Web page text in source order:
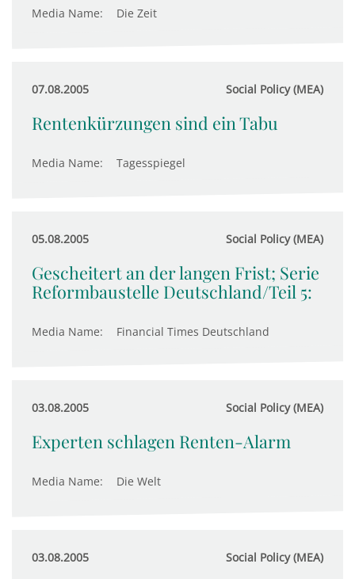
Media Name: Die Zeit
07.08.2005 Social Policy (MEA)
Rentenkürzungen sind ein Tabu
Media Name: Tagesspiegel
05.08.2005 Social Policy (MEA)
Gescheitert an der langen Frist; Serie
Reformbaustelle Deutschland/Teil 5:
Media Name: Financial Times Deutschland
03.08.2005 Social Policy (MEA)
Experten schlagen Renten-Alarm
Media Name: Die Welt
03.08.2005 Social Policy (MEA)